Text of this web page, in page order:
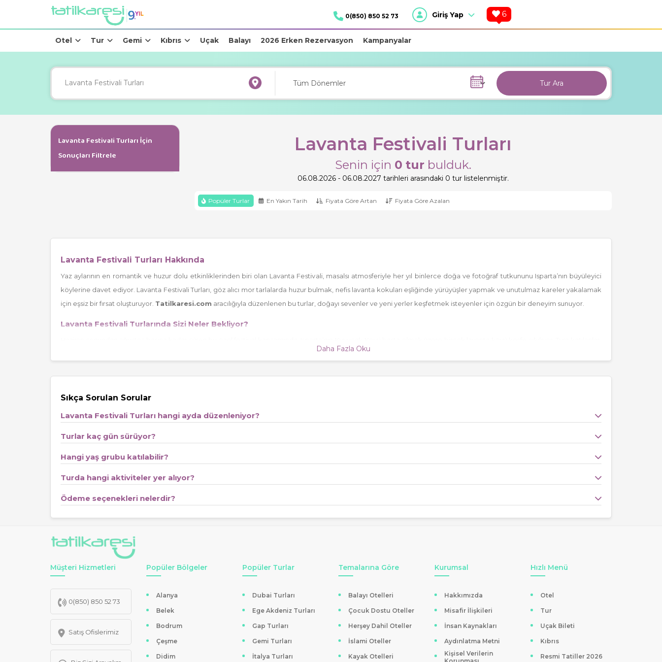
0(850) 850 52 73 Giriş Yap 6
Otel Tur Gemi Kıbrıs Uçak Balayı 2026 Erken Rezervasyon Kampanyalar
Tur Ara
Lavanta Festivali Turları İçin
Sonuçları Filtrele
Lavanta Festivali Turları
Senin için 0 tur bulduk.
06.08.2026 - 06.08.2027 tarihleri arasındaki 0 tur listelenmiştir.
Popüler Turlar En Yakın Tarih Fiyata Göre Artan Fiyata Göre Azalan
Lavanta Festivali Turları Hakkında
Yaz aylarının en romantik ve huzur dolu etkinliklerinden biri olan Lavanta Festivali, masalsı atmosferiyle her yıl binlerce doğa ve fotoğraf tutkununu Isparta’nın büyüleyici
köylerine davet ediyor. Lavanta Festivali Turları, göz alıcı mor tarlalarda huzur bulmak, nefis lavanta kokuları eşliğinde yürüyüşler yapmak ve unutulmaz kareler yakalamak
için eşsiz bir fırsat oluşturuyor. Tatilkaresi.com aracılığıyla düzenlenen bu turlar, doğayı sevenler ve yeni yerler keşfetmek isteyenler için özgün bir deneyim sunuyor.
Lavanta Festivali Turlarında Sizi Neler Bekliyor?
lavanta hasadı, mor tarlalar arasında doğa yürüyüşleri, lavantalı hediyelik alışverişi ve köy yaşamına tanıklık gibi birçok aktivitenin tadını çıkarıyor. Ayrıca, yöresel lezzetlerin
Lavantalı ürünlerin ve doğal kozmetiklerin tadımı
Yöresel köy pazarında alışveriş imkânı
Neden Lavanta Festivali Turlarını Tercih Etmeli?
dinleneceği ve şehir stresinden uzaklaşılacak özel bir ortam sağlanıyor. Doğa fotoğrafçıları için de mükemmel bir arka plan sunan lavanta tarlaları, hayal edilen kareleri
gerçeğe dönüştürüyor. Ayrıca, tura katılım sırasında rehber eşliğinde yapılan bilgilendirici geziler, hem eğlenerek hem öğrenerek keyifli vakit geçirilmesini sağlıyor.
Tatilkaresi.com ile Güvenli ve Konforlu Tur Deneyimi
programlarındayurtiçi kültür turları
üzerinden yapılan rezervasyonlarda kredi kartına taksit imkânı ile havale/EFT gibi esnek ödeme seçenekleri sunuluyor.
Lavanta Festivali Turlarında Ziyaret Edilecek Diğer Rotalar
Lavanta tarlaları dışında Sagalassos Antik Kenti, Salda Gölü ve Eğirdir Gölü gibi büyüleyici bölgeler de tur programına dâhil edilebiliyor. Böylece sadece mor renkli tarlaların
değil, Akdeniz’in tarih ve doğal güzelliklerinin de tadına varılıyor. AyrıcaAkdeniz turlarıkategorisindeki diğer rotalarla birlikte keşif keyfi ikiye katlanıyor.
Daha Fazla Oku
Sıkça Sorulan Sorular
Lavanta Festivali Turları hangi ayda düzenleniyor?
Turlar kaç gün sürüyor?
Hangi yaş grubu katılabilir?
Turda hangi aktiviteler yer alıyor?
Ödeme seçenekleri nelerdir?
Müşteri Hizmetleri
0(850) 850 52 73
Satış Ofislerimiz
Popüler Bölgeler
Alanya
Belek
Bodrum
Çeşme
Didim
Popüler Turlar
Dubai Turları
Ege Akdeniz Turları
Gap Turları
Gemi Turları
İtalya Turları
Temalarına Göre
Balayı Otelleri
Çocuk Dostu Oteller
Herşey Dahil Oteller
İslami Oteller
Kayak Otelleri
Kurumsal
Hakkımızda
Misafir İlişkileri
İnsan Kaynakları
Aydınlatma Metni
Kişisel Verilerin
Hızlı Menü
Otel
Tur
Uçak Bileti
Kıbrıs
Resmi Tatiller 2026